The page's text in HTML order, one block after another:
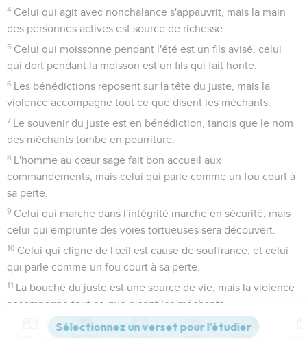
4 Celui qui agit avec nonchalance s'appauvrit, mais la main
des personnes actives est source de richesse.
5 Celui qui moissonne pendant l'été est un fils avisé, celui
qui dort pendant la moisson est un fils qui fait honte.
6 Les bénédictions reposent sur la tête du juste, mais la
violence accompagne tout ce que disent les méchants.
7 Le souvenir du juste est en bénédiction, tandis que le nom
des méchants tombe en pourriture.
8 L'homme au cœur sage fait bon accueil aux
commandements, mais celui qui parle comme un fou court à
sa perte.
9 Celui qui marche dans l'intégrité marche en sécurité, mais
celui qui emprunte des voies tortueuses sera découvert.
10 Celui qui cligne de l'œil est cause de souffrance, et celui
qui parle comme un fou court à sa perte.
11 La bouche du juste est une source de vie, mais la violence
accompagne tout ce que disent les méchants.
La haine fait surgir des conflits, alors que *l'amour couvre
toutes les fautes.
Versions Commentaires Strong